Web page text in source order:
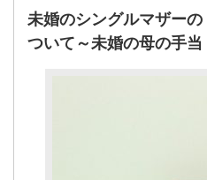
未婚のシングルマザー
ついて～未婚の母の手当